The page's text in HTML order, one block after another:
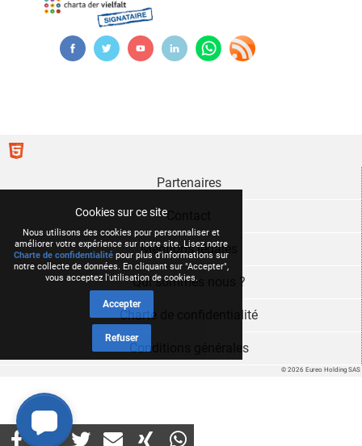
Cookies sur ce site
Nous utilisons des cookies pour personnaliser et
améliorer votre expérience sur notre site. Lisez notre
Charte de confidentialité pour plus d'informations sur
notre collecte de données. En cliquant sur "Accepter",
vous acceptez l'utilisation de cookies.
Accepter
Refuser
© 2026 Eureo Holding SAS
Partenaires
Contact
Mentions légales
Qui sommes nous ?
Charte de confidentialité
Conditions générales